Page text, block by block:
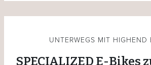
UNTERWEGS MIT HIGHEND
SPECIALIZED E-Bikes